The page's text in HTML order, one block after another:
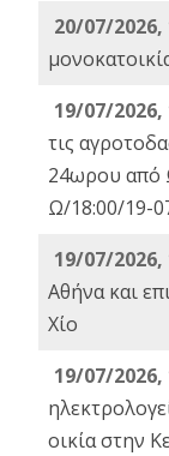
20/07/2026,
19/07/2026,
τις
24ωρου από
Ω/18:00/19-
19/07/2026,
Αθήνα και
Χίο
19/07/2026,
οικία στην